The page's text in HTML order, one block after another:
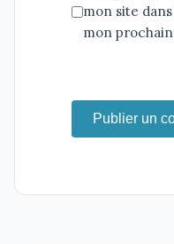
mon site
mon
Publier un